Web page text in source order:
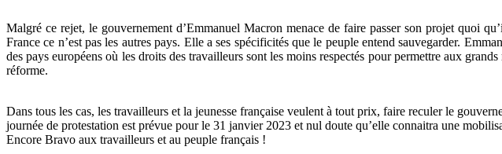
Malgré ce rejet, le gouvernement d’Emmanuel Macron menace de faire passer son projet quoi
France ce n’est pas les autres pays. Elle a ses spécificités que le peuple entend sauvegarder.
des pays européens où les droits des travailleurs sont les moins respectés pour permettre aux
réforme.
Dans tous les cas, les travailleurs et la jeunesse française veulent à tout prix, faire reculer le
journée de protestation est prévue pour le 31 janvier 2023 et nul doute qu’elle connaitra une
Encore Bravo aux travailleurs et au peuple français !